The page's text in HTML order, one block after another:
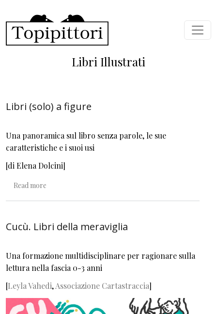
Libri Illustrati
Libri (solo) a figure
Una panoramica sul libro senza parole, le sue
caratteristiche e i suoi usi
[di Elena Dolcini]
Read more
Cucù. Libri della meraviglia
Una formazione multidisciplinare per ragionare sulla
lettura nella fascia 0-3 anni
[Leyla Vahedi,Associazione Cartastraccia]